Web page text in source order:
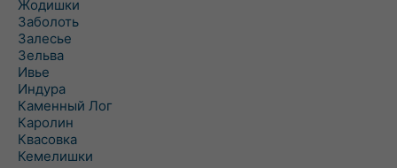
Жодишки
Заболоть
Залесье
Зельва
Ивье
Индура
Каменный Лог
Каролин
Квасовка
Кемелишки